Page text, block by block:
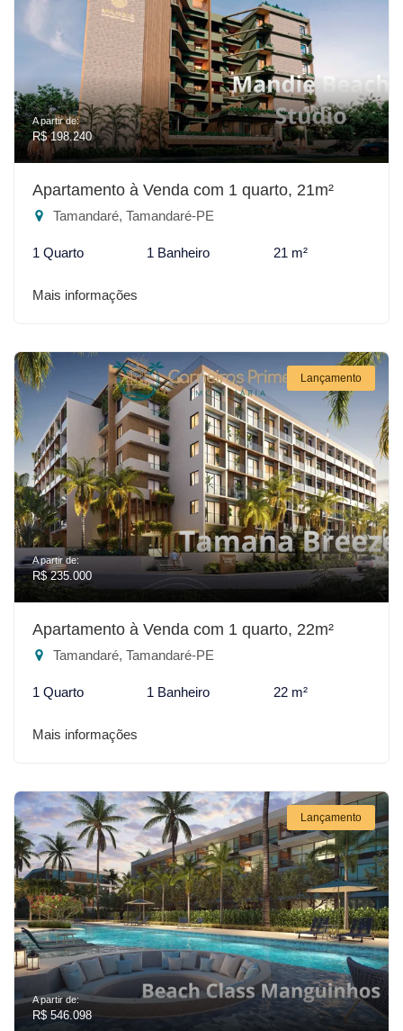
A partir de:
R$ 198.240
Apartamento à Venda com 1 quarto, 21m²
Tamandaré, Tamandaré-PE
1 Quarto 1 Banheiro 21 m²
Mais informações
Lançamento
A partir de:
R$ 235.000
Apartamento à Venda com 1 quarto, 22m²
Tamandaré, Tamandaré-PE
1 Quarto 1 Banheiro 22 m²
Mais informações
Lançamento
A partir de:
R$ 546.098